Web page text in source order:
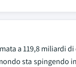
a 119,8 miliardi
sta spingendo